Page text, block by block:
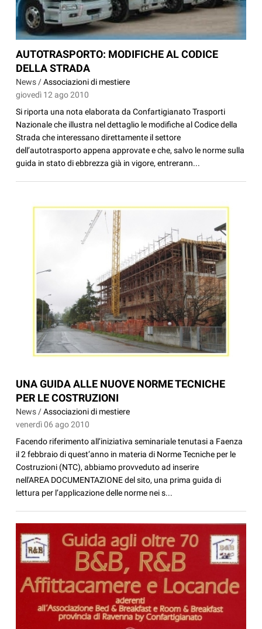
AUTOTRASPORTO: MODIFICHE AL CODICE
DELLA STRADA
News /Associazioni di mestiere
giovedì 12 ago 2010
Si riporta una nota elaborata da Confartigianato Trasporti
Nazionale che illustra nel dettaglio le modifiche al Codice della
Strada che interessano direttamente il settore
dell’autotrasporto appena approvate e che, salvo le norme sulla
guida in stato di ebbrezza già in vigore, entrerann...
UNA GUIDA ALLE NUOVE NORME TECNICHE
PER LE COSTRUZIONI
News /Associazioni di mestiere
venerdì 06 ago 2010
Facendo riferimento all’iniziativa seminariale tenutasi a Faenza
il 2 febbraio di quest’anno in materia di Norme Tecniche per le
Costruzioni (NTC), abbiamo provveduto ad inserire
nell'AREA DOCUMENTAZIONE del sito, una prima guida di
lettura per l’applicazione delle norme nei s...